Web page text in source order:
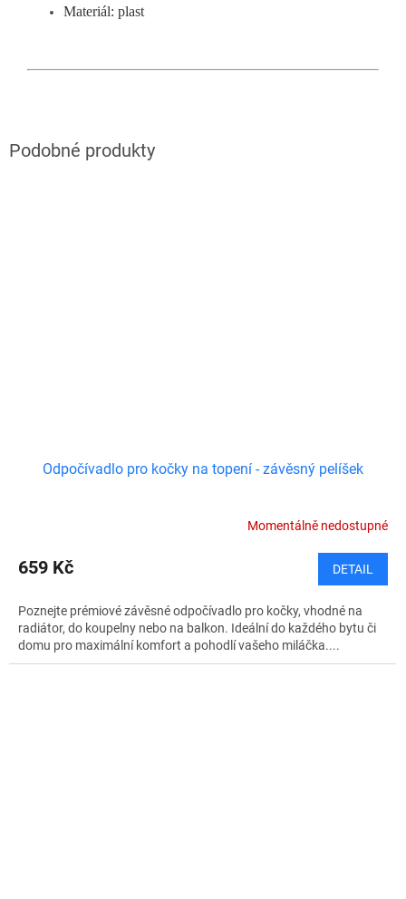
Materiál: plast
Odpočívadlo pro kočky na topení - závěsný pelíšek
Momentálně nedostupné
659 Kč DETAIL
Poznejte prémiové závěsné odpočívadlo pro kočky, vhodné na
radiátor, do koupelny nebo na balkon. Ideální do každého bytu či
domu pro maximální komfort a pohodlí vašeho miláčka....